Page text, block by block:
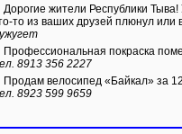
Дорогие жители Республики
то из ваших друзей плюнул
Профессиональная покраска
8913 356 2227
Продам велосипед «Байкал» за
8923 599 9659